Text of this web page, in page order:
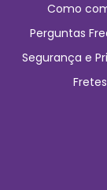
Como
Perguntas
Segurança e
Fretes